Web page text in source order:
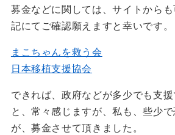
募金などに関しては、サイトから
記にてご確認願えますと幸いです。
まこちゃんを救う会
日本移植支援協会
できれば、政府などが多少でも支
と、常々感じますが、私も、些少
が、募金させて頂きました。